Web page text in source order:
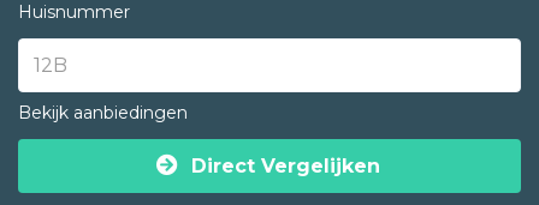
Huisnummer
Bekijk aanbiedingen
Direct Vergelijken